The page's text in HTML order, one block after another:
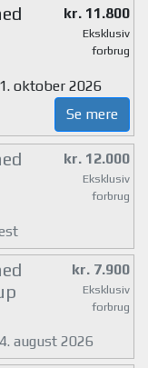
kr. 11.800
Eksklusiv
forbrug
oktober 2026
Se mere
kr. 12.000
Eksklusiv
forbrug
kr. 7.900
Eksklusiv
forbrug
august 2026